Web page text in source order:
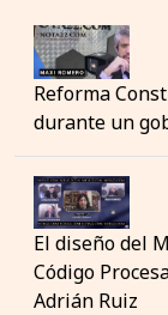
Reforma
durante un
El diseño del
Código
Adrián Ruiz